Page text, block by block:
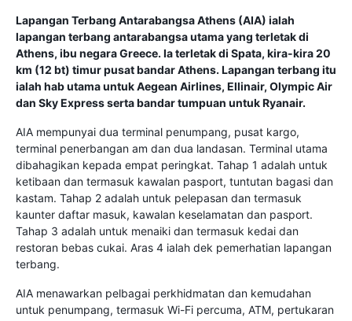
Lapangan Terbang Antarabangsa Athens (AIA) ialah
lapangan terbang antarabangsa utama yang terletak di
Athens, ibu negara Greece. Ia terletak di Spata, kira-kira 20
km (12 bt) timur pusat bandar Athens. Lapangan terbang itu
ialah hab utama untuk Aegean Airlines, Ellinair, Olympic Air
dan Sky Express serta bandar tumpuan untuk Ryanair.
AIA mempunyai dua terminal penumpang, pusat kargo,
terminal penerbangan am dan dua landasan. Terminal utama
dibahagikan kepada empat peringkat. Tahap 1 adalah untuk
ketibaan dan termasuk kawalan pasport, tuntutan bagasi dan
kastam. Tahap 2 adalah untuk pelepasan dan termasuk
kaunter daftar masuk, kawalan keselamatan dan pasport.
Tahap 3 adalah untuk menaiki dan termasuk kedai dan
restoran bebas cukai. Aras 4 ialah dek pemerhatian lapangan
terbang.
AIA menawarkan pelbagai perkhidmatan dan kemudahan
untuk penumpang, termasuk Wi-Fi percuma, ATM, pertukaran